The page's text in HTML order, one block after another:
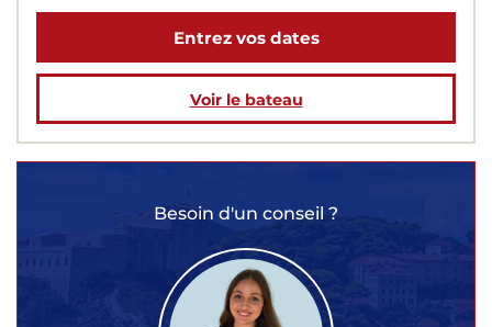
Entrez vos dates
Voir le bateau
Besoin d'un conseil ?